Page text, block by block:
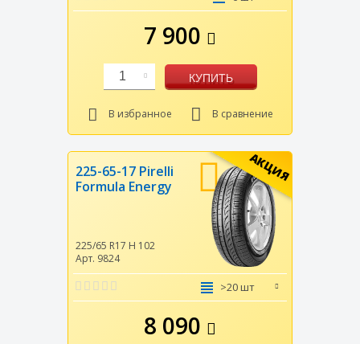
7 900
1 КУПИТЬ
В избранное В сравнение
АКЦИЯ
225-65-17 Pirelli
Formula Energy
225/65 R17 H 102
Арт. 9824
>20 шт
8 090